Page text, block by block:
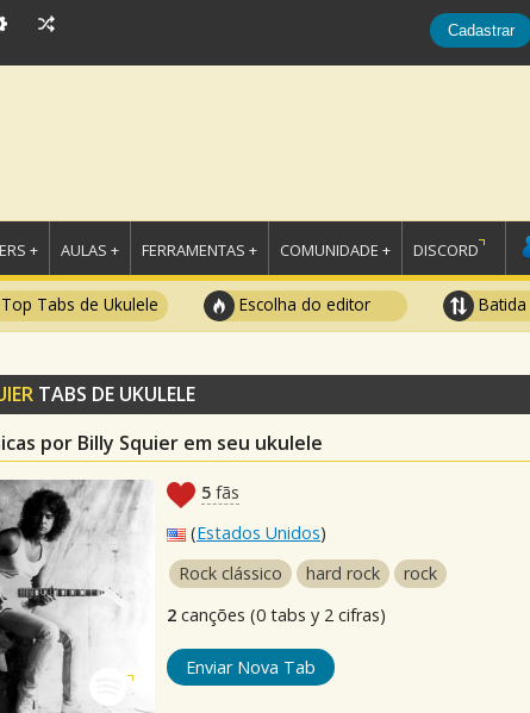
Cadastrar
+ AULAS + FERRAMENTAS + COMUNIDADE + DISCORD
Tabs de Ukulele Escolha do editor Batida
TABS DE UKULELE
por Billy Squier em seu ukulele
5 fãs
(Estados Unidos)
Rock clássico
hard rock
rock
2 canções (0 tabs y 2 cifras)
Enviar Nova Tab